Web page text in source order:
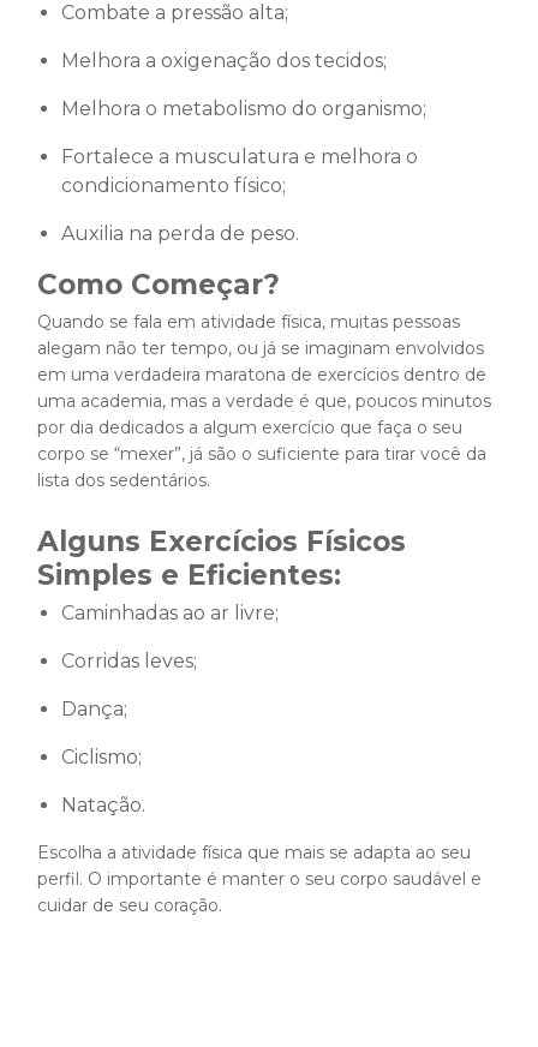
Combate a pressão alta;
Melhora a oxigenação dos tecidos;
Melhora o metabolismo do organismo;
Fortalece a musculatura e melhora o
condicionamento físico;
Auxilia na perda de peso.
Como Começar?
Quando se fala em atividade física, muitas pessoas
alegam não ter tempo, ou já se imaginam envolvidos
em uma verdadeira maratona de exercícios dentro de
uma academia, mas a verdade é que, poucos minutos
por dia dedicados a algum exercício que faça o seu
corpo se “mexer”, já são o suficiente para tirar você da
lista dos sedentários.
Alguns Exercícios Físicos
Simples e Eficientes:
Caminhadas ao ar livre;
Corridas leves;
Dança;
Ciclismo;
Natação.
Escolha a atividade física que mais se adapta ao seu
perfil. O importante é manter o seu corpo saudável e
cuidar de seu coração.